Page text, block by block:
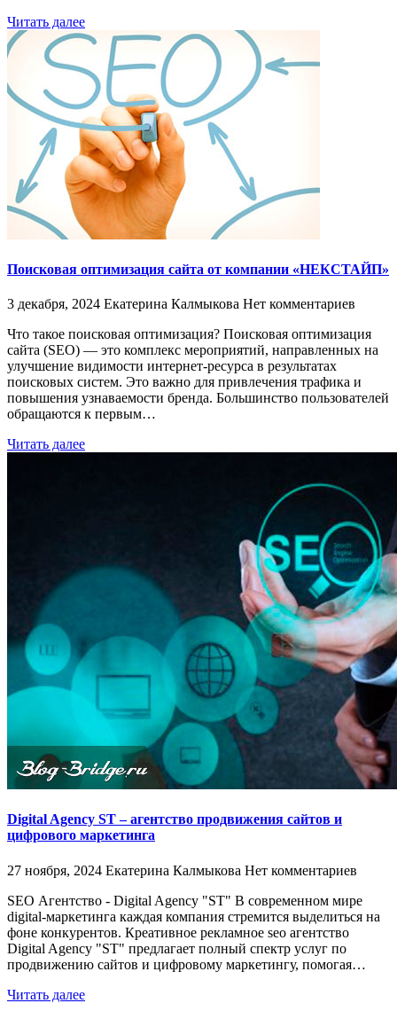
Читать далее
Поисковая оптимизация сайта от компании «НЕКСТАЙП»
3 декабря, 2024 Екатерина Калмыкова Нет комментариев
Что такое поисковая оптимизация? Поисковая оптимизация
сайта (SEO) — это комплекс мероприятий, направленных на
улучшение видимости интернет-ресурса в результатах
поисковых систем. Это важно для привлечения трафика и
повышения узнаваемости бренда. Большинство пользователей
обращаются к первым…
Читать далее
Digital Agency ST – агентство продвижения сайтов и
цифрового маркетинга
27 ноября, 2024 Екатерина Калмыкова Нет комментариев
SEO Агентство - Digital Agency "ST" В современном мире
digital-маркетинга каждая компания стремится выделиться на
фоне конкурентов. Креативное рекламное seo агентство
Digital Agency "ST" предлагает полный спектр услуг по
продвижению сайтов и цифровому маркетингу, помогая…
Читать далее